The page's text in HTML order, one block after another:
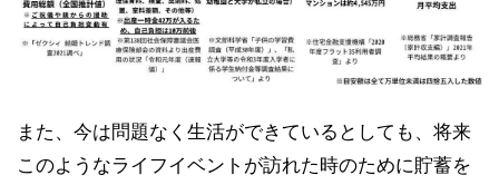
また、今は問題なく生活ができているとしても、将来
このようなライフイベントが訪れた時のために貯蓄を